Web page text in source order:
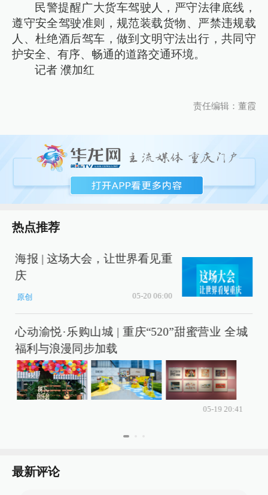
民警提醒广大货车驾驶人，严守法律底线，
遵守安全驾驶准则，规范装载货物、严禁违规载
人、杜绝酒后驾车，做到文明守法出行，共同守
护安全、有序、畅通的道路交通环境。
记者 濮加红
责任编辑：董霞
热点推荐
海报 | 这场大会，让世界看见重
庆
原创 05-20 06:00
心动渝悦·乐购山城 | 重庆“520”甜蜜营业 全城
福利与浪漫同步加载
05-19 20:41
最新评论